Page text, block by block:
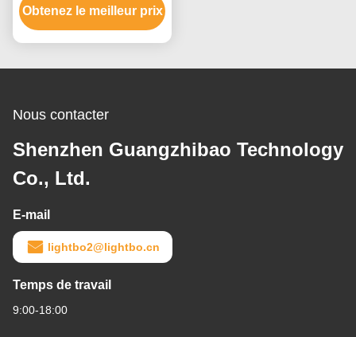
d'affichage à LED de
segment simple du chiffre
Obtenez le meilleur prix
Nous contacter
Shenzhen Guangzhibao Technology
Co., Ltd.
E-mail
lightbo2@lightbo.cn
Temps de travail
9:00-18:00